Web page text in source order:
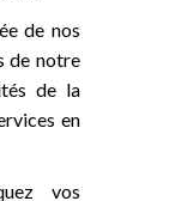
de nos
de notre
de la
en
vos